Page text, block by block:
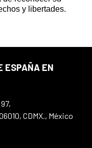
y libertades.
ESPAÑA EN
CDMX., México